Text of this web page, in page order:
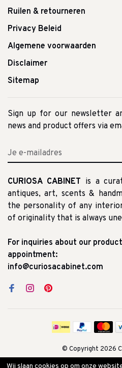
Ruilen & retourneren
Privacy Beleid
Algemene voorwaarden
Disclaimer
Sitemap
Sign up for our newsletter
news and product offers via
CURIOSA CABINET is a
antiques, art, scents &
the personality of any
of originality that is always
For inquiries about our
appointment:
info@curiosacabinet.com
© Copyright 2026
Wij slaan cookies op om onze